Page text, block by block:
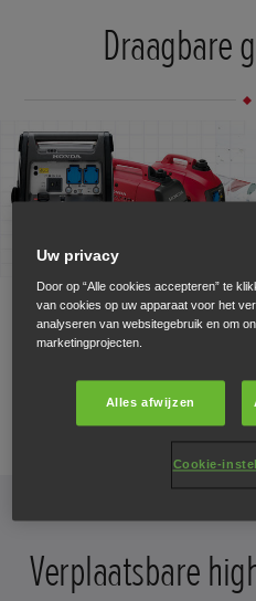
Draagbare
Compact, lichtgewicht en
voor zelfs de meest
VERKEN
Verplaatsbare
Uw privacy
Door op “Alle cookies accepteren” te
van cookies op uw apparaat voor het
analyseren van websitegebruik en om
marketingprojecten.
Alles afwijzen
Cookie-